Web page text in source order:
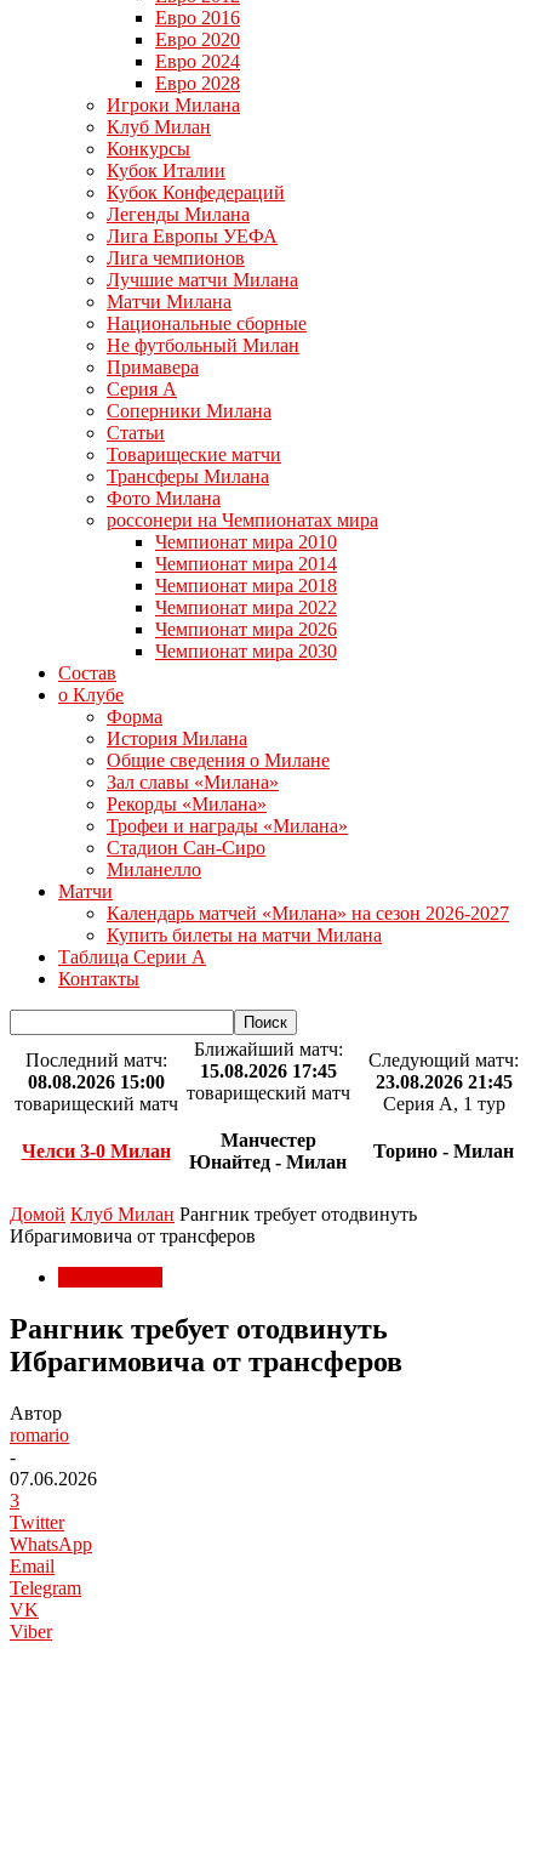
Евро 2016
Евро 2020
Евро 2024
Евро 2028
Игроки Милана
Клуб Милан
Конкурсы
Кубок Италии
Кубок Конфедераций
Легенды Милана
Лига Европы УЕФА
Лига чемпионов
Лучшие матчи Милана
Матчи Милана
Национальные сборные
Не футбольный Милан
Примавера
Серия А
Соперники Милана
Статьи
Товарищеские матчи
Трансферы Милана
Фото Милана
россонери на Чемпионатах мира
Чемпионат мира 2010
Чемпионат мира 2014
Чемпионат мира 2018
Чемпионат мира 2022
Чемпионат мира 2026
Чемпионат мира 2030
Состав
о Клубе
Форма
История Милана
Общие сведения о Милане
Зал славы «Милана»
Рекорды «Милана»
Трофеи и награды «Милана»
Стадион Сан-Сиро
Миланелло
Матчи
Календарь матчей «Милана» на сезон 2026-2027
Купить билеты на матчи Милана
Таблица Серии А
Контакты
Последний матч:
08.08.2026 15:00
товарищеский матч
Челси 3-0 Милан
Ближайший матч:
15.08.2026 17:45
товарищеский матч
Манчестер
Юнайтед - Милан
Следующий матч:
23.08.2026 21:45
Серия А, 1 тур
Торино - Милан
Домой Клуб Милан Рангник требует отодвинуть
Ибрагимовича от трансферов
Рангник требует отодвинуть
Ибрагимовича от трансферов
Автор
romario
-
07.06.2026
3
Twitter
WhatsApp
Email
Telegram
VK
Viber